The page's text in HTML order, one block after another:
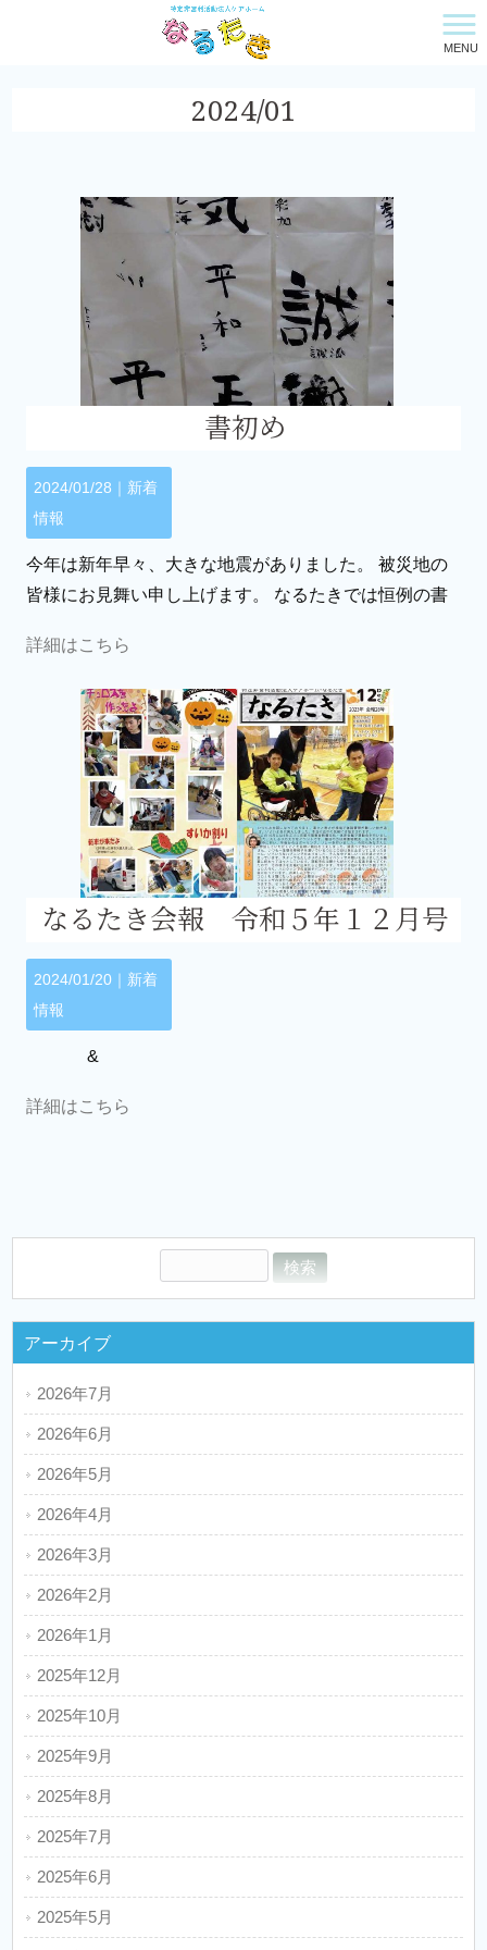
MENU
特定非営利活動法人ケアホーム・なるたき HOME
2024/01
書初め
2024/01/28｜ 新着
情報
今年は新年早々、大きな地震がありました。 被災地の
皆様にお見舞い申し上げます。 なるたきでは恒例の書
詳細はこちら
なるたき会報 令和５年１２月号
2024/01/20｜ 新着
情報
&
詳細はこちら
アーカイブ
2026年7月
2026年6月
2026年5月
2026年4月
2026年3月
2026年2月
2026年1月
2025年12月
2025年10月
2025年9月
2025年8月
2025年7月
2025年6月
2025年5月